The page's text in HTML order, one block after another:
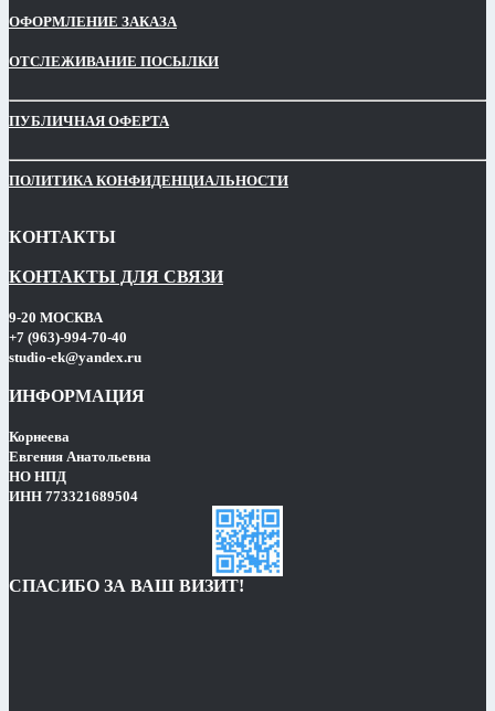
ОФОРМЛЕНИЕ ЗАКАЗА
ОТСЛЕЖИВАНИЕ ПОСЫЛКИ
ПУБЛИЧНАЯ ОФЕРТА
ПОЛИТИКА КОНФИДЕНЦИАЛЬНОСТИ
КОНТАКТЫ
КОНТАКТЫ ДЛЯ СВЯЗИ
9-20 МОСКВА
+7 (963)-994-70-40
studio-ek@yandex.ru
ИНФОРМАЦИЯ
Корнеева
Евгения Анатольевна
НО НПД
ИНН 773321689504
СПАСИБО ЗА ВАШ ВИЗИТ!